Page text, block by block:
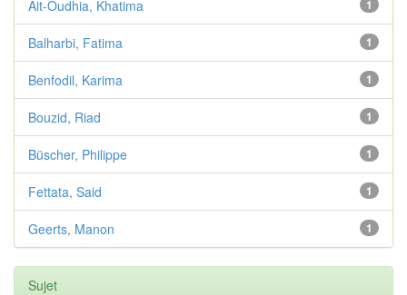
1
Ait-Oudhia, Khatima
1
Balharbi, Fatima
1
Benfodil, Karima
1
Bouzid, Riad
1
Büscher, Philippe
1
Fettata, Said
1
Geerts, Manon
Sujet